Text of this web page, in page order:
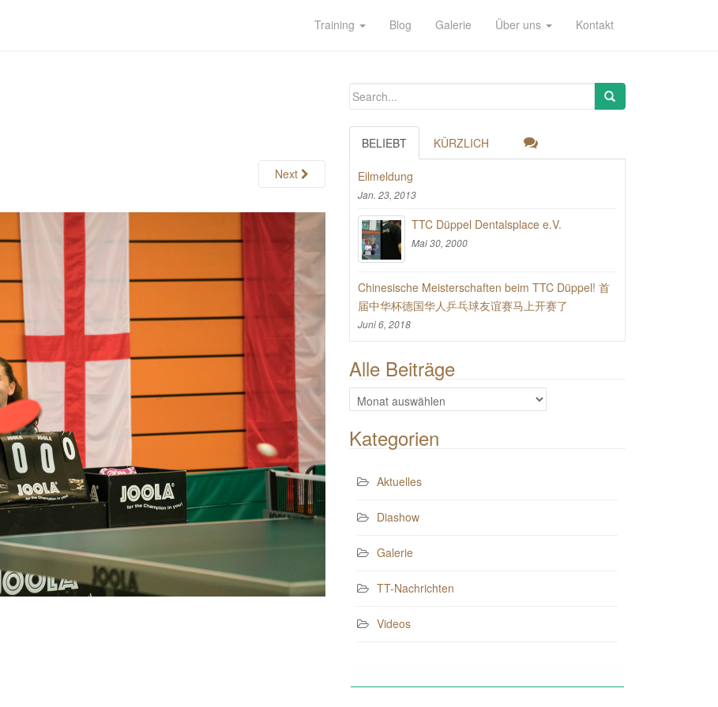
Training Blog Galerie Über uns Kontakt
Next
BELIEBT KÜRZLICH
Eilmeldung
Jan. 23, 2013
TTC Düppel Dentalsplace e.V.
Mai 30, 2000
Chinesische Meisterschaften beim TTC Düppel! 首
届中华杯德国华人乒乓球友谊赛马上开赛了
Juni 6, 2018
Alle Beiträge
Alle
Beiträge
Kategorien
Aktuelles
Diashow
Galerie
TT-Nachrichten
Videos